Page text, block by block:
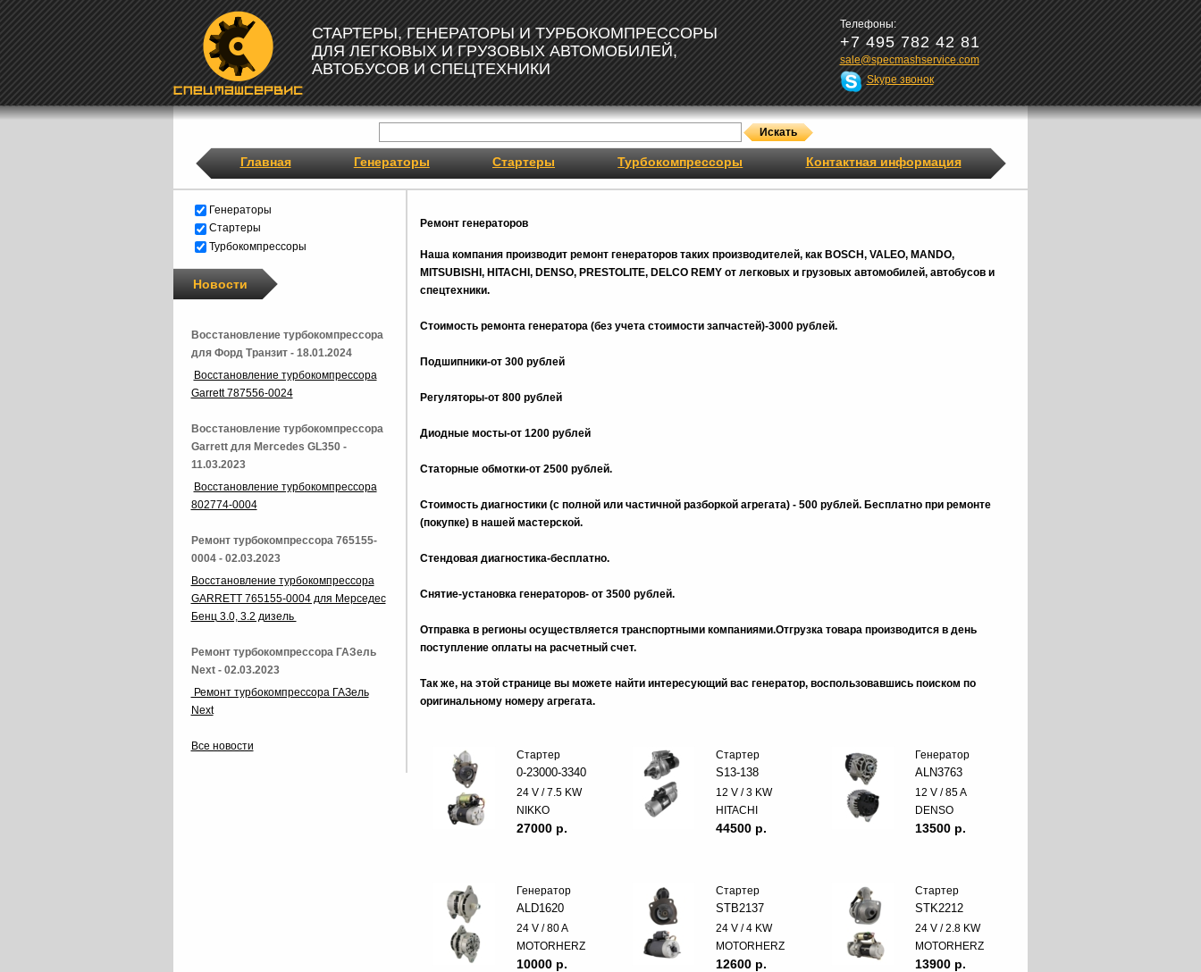
СТАРТЕРЫ, ГЕНЕРАТОРЫ И ТУРБОКОМПРЕССОРЫ
ДЛЯ ЛЕГКОВЫХ И ГРУЗОВЫХ АВТОМОБИЛЕЙ,
АВТОБУСОВ И СПЕЦТЕХНИКИ
Телефоны:
+7 495 782 42 81
sale@specmashservice.com
Skype звонок
Главная Генераторы Стартеры Турбокомпрессоры Контактная информация
Ремонт генераторов
Наша компания производит ремонт генераторов таких производителей, как BOSCH, VALEO, MANDO,
MITSUBISHI, HITACHI, DENSO, PRESTOLITE, DELCO REMY от легковых и грузовых автомобилей, автобусов и
спецтехники.
Стоимость ремонта генератора (без учета стоимости запчастей)-3000 рублей.
Подшипники-от 300 рублей
Регуляторы-от 800 рублей
Диодные мосты-от 1200 рублей
Статорные обмотки-от 2500 рублей.
Стоимость диагностики (с полной или частичной разборкой агрегата) - 500 рублей. Бесплатно при ремонте
(покупке) в нашей мастерской.
Стендовая диагностика-бесплатно.
Снятие-установка генераторов- от 3500 рублей.
Отправка в регионы осуществляется транспортными компаниями.Отгрузка товара производится в день
поступление оплаты на расчетный счет.
Так же, на этой странице вы можете найти интересующий вас генератор, воспользовавшись поиском по
оригинальному номеру агрегата.
Стартер
0-23000-3340
24 V / 7.5 KW
NIKKO
27000 p.
Стартер
S13-138
12 V / 3 KW
HITACHI
44500 p.
Генератор
ALN3763
12 V / 85 A
DENSO
13500 p.
Генератор
ALD1620
24 V / 80 A
MOTORHERZ
10000 p.
Стартер
STB2137
24 V / 4 KW
MOTORHERZ
12600 p.
Стартер
STK2212
24 V / 2.8 KW
MOTORHERZ
13900 p.
Генераторы
Стартеры
Турбокомпрессоры
Новости
Восстановление турбокомпрессора
для Форд Транзит - 18.01.2024
Восстановление турбокомпрессора
Garrett 787556-0024
Восстановление турбокомпрессора
Garrett для Mercedes GL350 -
11.03.2023
Восстановление турбокомпрессора
802774-0004
Ремонт турбокомпрессора 765155-
0004 - 02.03.2023
Восстановление турбокомпрессора
GARRETT 765155-0004 для Мерседес
Бенц 3.0, 3.2 дизель
Ремонт турбокомпрессора ГАЗель
Next - 02.03.2023
Ремонт турбокомпрессора ГАЗель
Next
Все новости